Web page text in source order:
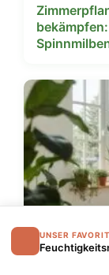
UNSER FAVORIT